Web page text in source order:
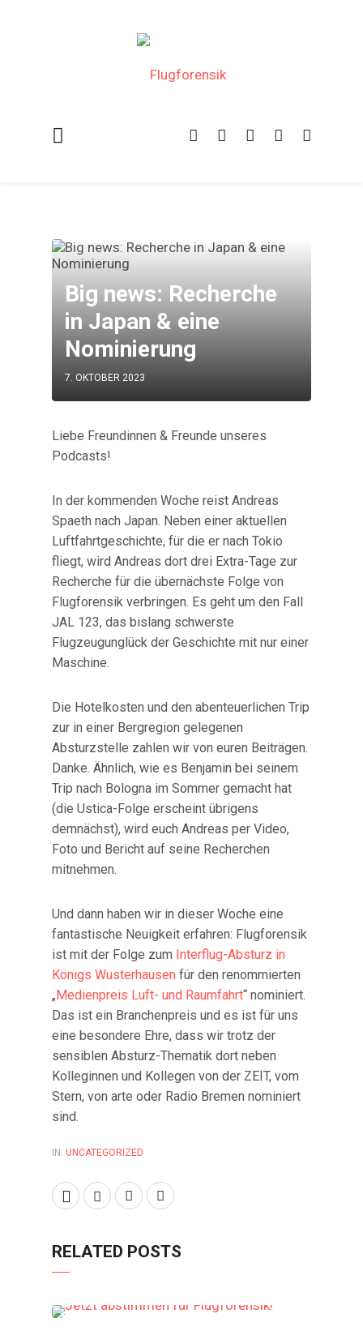
Big news: Recherche
in Japan & eine
Nominierung
7. OKTOBER 2023
Liebe Freundinnen & Freunde unseres
Podcasts!
In der kommenden Woche reist Andreas
Spaeth nach Japan. Neben einer aktuellen
Luftfahrtgeschichte, für die er nach Tokio
fliegt, wird Andreas dort drei Extra-Tage zur
Recherche für die übernächste Folge von
Flugforensik verbringen. Es geht um den Fall
JAL 123, das bislang schwerste
Flugzeugunglück der Geschichte mit nur einer
Maschine.
Die Hotelkosten und den abenteuerlichen Trip
zur in einer Bergregion gelegenen
Absturzstelle zahlen wir von euren Beiträgen.
Danke. Ähnlich, wie es Benjamin bei seinem
Trip nach Bologna im Sommer gemacht hat
(die Ustica-Folge erscheint übrigens
demnächst), wird euch Andreas per Video,
Foto und Bericht auf seine Recherchen
mitnehmen.
Und dann haben wir in dieser Woche eine
fantastische Neuigkeit erfahren: Flugforensik
ist mit der Folge zum Interflug-Absturz in
Königs Wusterhausen für den renommierten
„Medienpreis Luft- und Raumfahrt“ nominiert.
Das ist ein Branchenpreis und es ist für uns
eine besondere Ehre, dass wir trotz der
sensiblen Absturz-Thematik dort neben
Kolleginnen und Kollegen von der ZEIT, vom
Stern, von arte oder Radio Bremen nominiert
sind.
IN: UNCATEGORIZED
RELATED POSTS